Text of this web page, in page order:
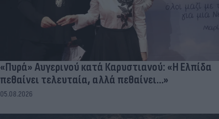
«Πυρά» Αυγερινού κατά Καρυστιανού: «Η Ελπίδα
πεθαίνει τελευταία, αλλά πεθαίνει...»
05.08.2026